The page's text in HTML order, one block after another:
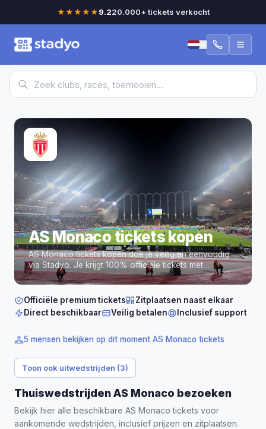
★★★★★9.220.000+ tickets verkocht
AS Monaco tickets kopen
AS Monaco tickets kopen doe je veilig en eenvoudig
via Stadyo. Je krijgt 100% officiële tickets met
gegarandeerde zitplaatsen naast elkaar in Stade Louis
II (Monaco).Tickets vanaf € 59 per persoon.
Officiële premium tickets
Zitplaatsen naast elkaar
Direct beschikbaar
Veilig betalen Inclusief support
5 mensen bekijken op dit moment AS Monaco tickets
Toon ook uitwedstrijden (3)
Thuiswedstrijden AS Monaco bezoeken
Bekijk hier alle beschikbare AS Monaco tickets voor
aankomende wedstrijden, inclusief prijzen en zitplaatsen.